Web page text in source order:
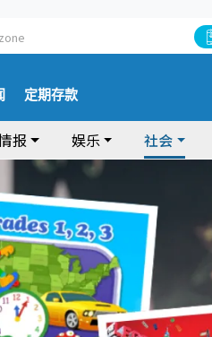
定期存款
报 娱乐 社会